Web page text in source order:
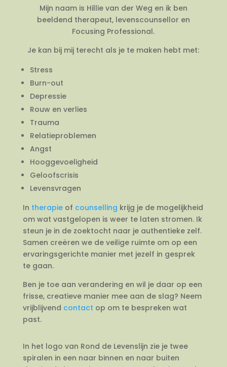
Mijn naam is Hillie van der Weg en ik ben
beeldend therapeut, levenscounsellor en
Focusing Professional.
Je kan bij mij terecht als je te maken hebt met:
Stress
Burn-out
Depressie
Rouw en verlies
Trauma
Relatieproblemen
Angst
Hooggevoeligheid
Geloofscrisis
Levensvragen
In therapieof counselling krijg je de mogelijkheid
om wat vastgelopen is weer te laten stromen. Ik
steun je in de zoektocht naar je authentieke zelf.
Samen creëren we de veilige ruimte om op een
ervaringsgerichte manier met jezelf in gesprek
te gaan.
Ben je toe aan verandering en wil je daar op een
frisse, creatieve manier mee aan de slag? Neem
vrijblijvend contact op om te bespreken wat
past.
In het logo van Rond de Levenslijn zie je twee
spiralen in een naar binnen en naar buiten